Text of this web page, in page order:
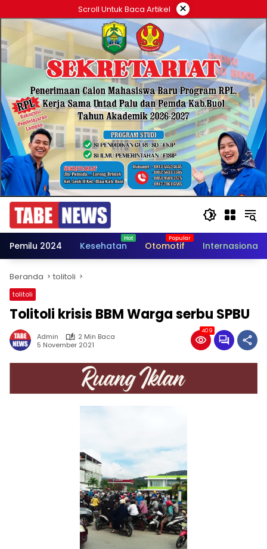
ke
konten
Scroll Untuk Baca Artikel ×
Pemilu 2024 Kesehatan Otomotif Internasional
Beranda tolitoli
tolitoli
Tolitoli krisis BBM Warga serbu SPBU
Admin
2 Min Baca
5 November 2021
409